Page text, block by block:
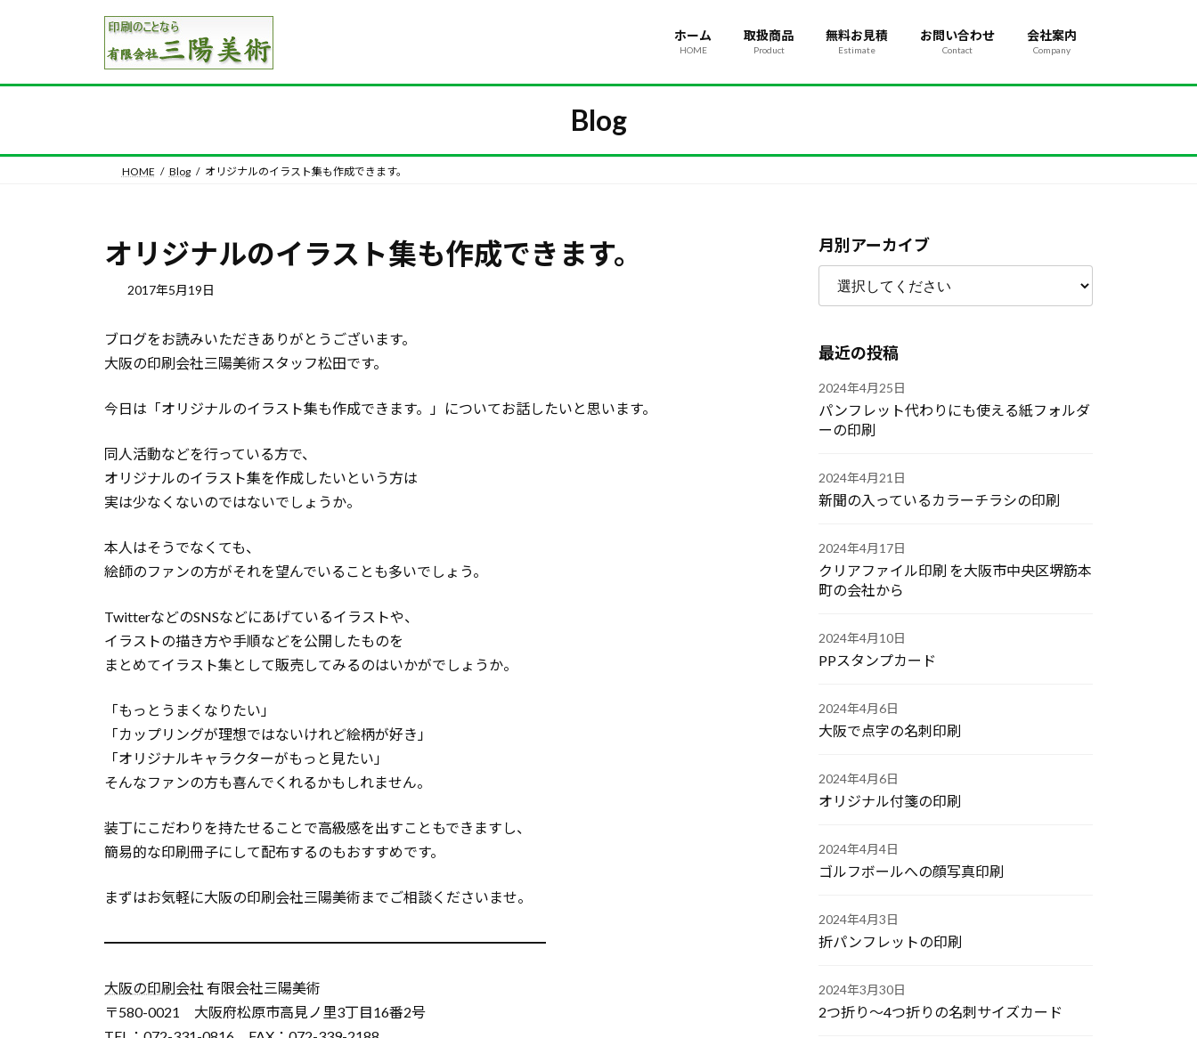
キ
に
ホーム
HOME
取扱商品
Product
無料お見積
Estimate
お問い合わせ
Contact
会社案内
Company
Blog
HOME Blog オリジナルのイラスト集も作成できます。
オリジナルのイラスト集も作成できます。
2017年5月19日
ブログをお読みいただきありがとうございます。
大阪の印刷会社三陽美術スタッフ松田です。
今日は「オリジナルのイラスト集も作成できます。」についてお話したいと思います。
同人活動などを行っている方で、
オリジナルのイラスト集を作成したいという方は
実は少なくないのではないでしょうか。
本人はそうでなくても、
絵師のファンの方がそれを望んでいることも多いでしょう。
TwitterなどのSNSなどにあげているイラストや、
イラストの描き方や手順などを公開したものを
まとめてイラスト集として販売してみるのはいかがでしょうか。
「もっとうまくなりたい」
「カップリングが理想ではないけれど絵柄が好き」
「オリジナルキャラクターがもっと見たい」
そんなファンの方も喜んでくれるかもしれません。
装丁にこだわりを持たせることで高級感を出すこともできますし、
簡易的な印刷冊子にして配布するのもおすすめです。
まずはお気軽に大阪の印刷会社三陽美術までご相談くださいませ。
━━━━━━━━━━━━━━━━━━━━━━━━━━━━━━━
大阪の印刷会社 有限会社三陽美術
〒580-0021 大阪府松原市高見ノ里3丁目16番2号
月別アーカイブ
最近の投稿
2024年4月25日
パンフレット代わりにも使える紙フォルダ
ーの印刷
2024年4月21日
新聞の入っているカラーチラシの印刷
2024年4月17日
クリアファイル印刷 を大阪市中央区堺筋本
町の会社から
2024年4月10日
PPスタンプカード
2024年4月6日
大阪で点字の名刺印刷
2024年4月6日
オリジナル付箋の印刷
2024年4月4日
ゴルフボールへの顔写真印刷
2024年4月3日
折パンフレットの印刷
2024年3月30日
2つ折り～4つ折りの名刺サイズカード